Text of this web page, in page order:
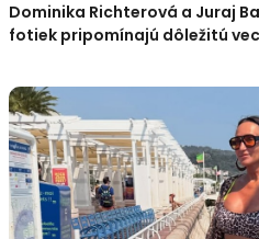
Dominika Richterová a Juraj
fotiek pripomínajú dôležitú